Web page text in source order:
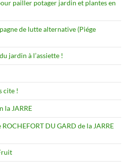
pailler potager jardin et plantes en
de lutte alternative (Piége
jardin à l’assiette !
cite !
la JARRE
DU GARD de la JARRE